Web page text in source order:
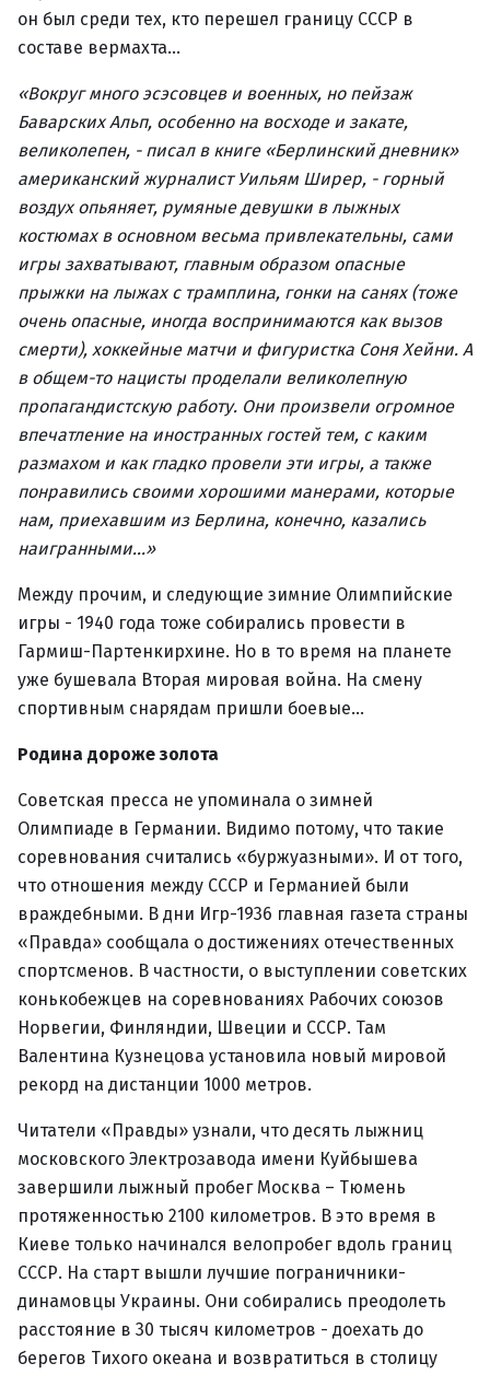
он был среди тех, кто перешел границу СССР в
составе вермахта…
«Вокруг много эсэсовцев и военных, но пейзаж
Баварских Альп, особенно на восходе и закате,
великолепен, - писал в книге «Берлинский дневник»
американский журналист Уильям Ширер, - горный
воздух опьяняет, румяные девушки в лыжных
костюмах в основном весьма привлекательны, сами
игры захватывают, главным образом опасные
прыжки на лыжах с трамплина, гонки на санях (тоже
очень опасные, иногда воспринимаются как вызов
смерти), хоккейные матчи и фигуристка Соня Хейни. А
в общем-то нацисты проделали великолепную
пропагандистскую работу. Они произвели огромное
впечатление на иностранных гостей тем, с каким
размахом и как гладко провели эти игры, а также
понравились своими хорошими манерами, которые
нам, приехавшим из Берлина, конечно, казались
наигранными...»
Между прочим, и следующие зимние Олимпийские
игры - 1940 года тоже собирались провести в
Гармиш-Партенкирхине. Но в то время на планете
уже бушевала Вторая мировая война. На смену
спортивным снарядам пришли боевые…
Родина дороже золота
Советская пресса не упоминала о зимней
Олимпиаде в Германии. Видимо потому, что такие
соревнования считались «буржуазными». И от того,
что отношения между СССР и Германией были
враждебными. В дни Игр-1936 главная газета страны
«Правда» сообщала о достижениях отечественных
спортсменов. В частности, о выступлении советских
конькобежцев на соревнованиях Рабочих союзов
Норвегии, Финляндии, Швеции и СССР. Там
Валентина Кузнецова установила новый мировой
рекорд на дистанции 1000 метров.
Читатели «Правды» узнали, что десять лыжниц
московского Электрозавода имени Куйбышева
завершили лыжный пробег Москва – Тюмень
протяженностью 2100 километров. В это время в
Киеве только начинался велопробег вдоль границ
СССР. На старт вышли лучшие пограничники-
динамовцы Украины. Они собирались преодолеть
расстояние в 30 тысяч километров - доехать до
берегов Тихого океана и возвратиться в столицу